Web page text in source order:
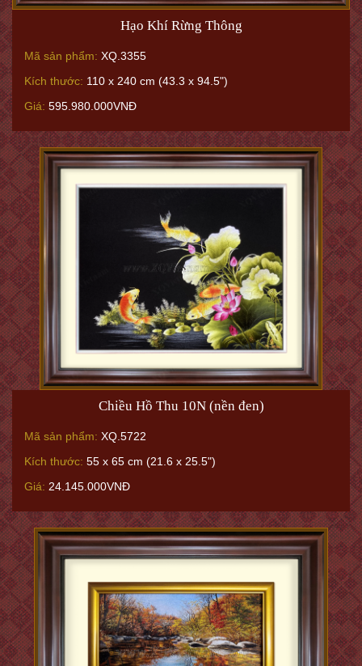
Hạo Khí Rừng Thông
Mã sản phẩm: XQ.3355
Kích thước: 110 x 240 cm (43.3 x 94.5")
Giá: 595.980.000VNĐ
Chiều Hồ Thu 10N (nền đen)
Mã sản phẩm: XQ.5722
Kích thước: 55 x 65 cm (21.6 x 25.5")
Giá: 24.145.000VNĐ